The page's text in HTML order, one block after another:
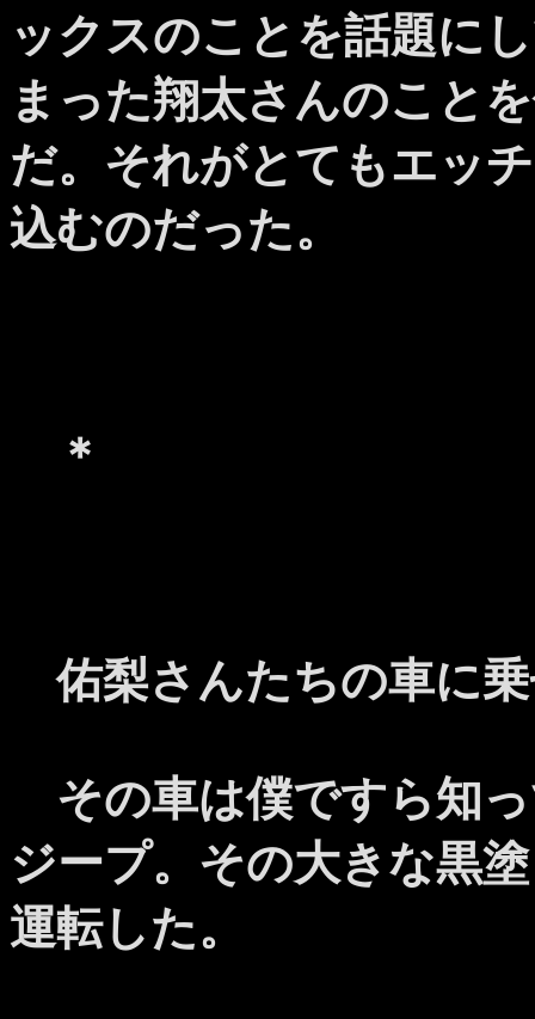
ックスのことを話題に
まった翔太さんのこと
だ。それがとてもエッ
込むのだった。
＊
佑梨さんたちの車に
その車は僕ですら知
ジープ。その大きな黒
運転した。